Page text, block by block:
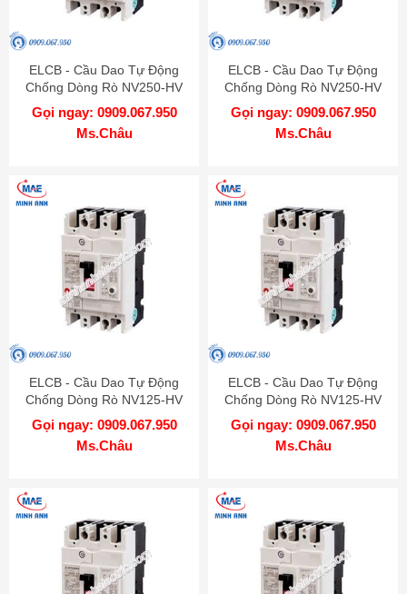
ELCB - Cầu Dao Tự Động
Chống Dòng Rò NV250-HV
4P 250A 75kA 1.2.500mA TD
MITSUBISHI
Gọi ngay: 0909.067.950
Ms.Châu
ELCB - Cầu Dao Tự Động
Chống Dòng Rò NV250-HV
4P 200A 75kA 1.2.500mA TD
MITSUBISHI
Gọi ngay: 0909.067.950
Ms.Châu
ELCB - Cầu Dao Tự Động
Chống Dòng Rò NV125-HV
4P 125A 50kA 1.2.500mA TD
MITSUBISHI
Gọi ngay: 0909.067.950
Ms.Châu
ELCB - Cầu Dao Tự Động
Chống Dòng Rò NV125-HV
4P 100A 50kA 1.2.500mA TD
MITSUBISHI
Gọi ngay: 0909.067.950
Ms.Châu